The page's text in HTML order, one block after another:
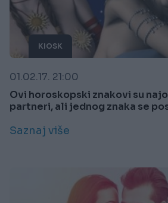
KIOSK
01.02.17. 21:00
Ovi horoskopski znakovi su
partneri, ali jednog znaka se
Saznaj više